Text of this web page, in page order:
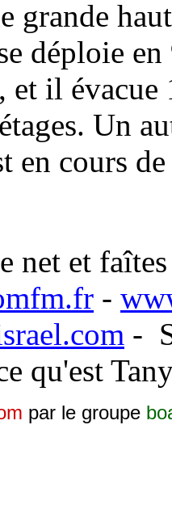
grande
déploie
et il
Un
en cours
net et
-
-
qu'est
par le groupe